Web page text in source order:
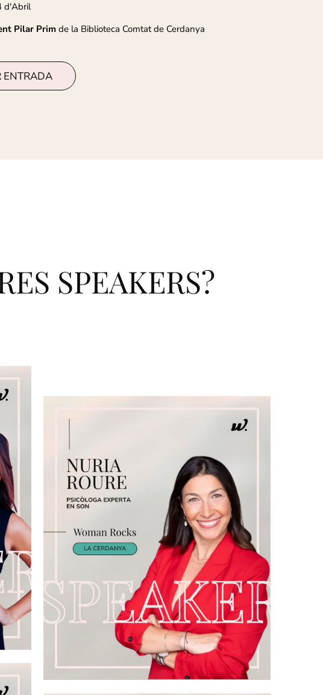
d'Abril
Pilar Prim de la Biblioteca Comtat de Cerdanya
ENTRADA
SPEAKERS?